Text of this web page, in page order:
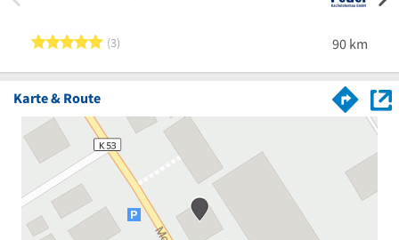
5 von 5 Sternen
3 90 km
Trier
Karte & Route